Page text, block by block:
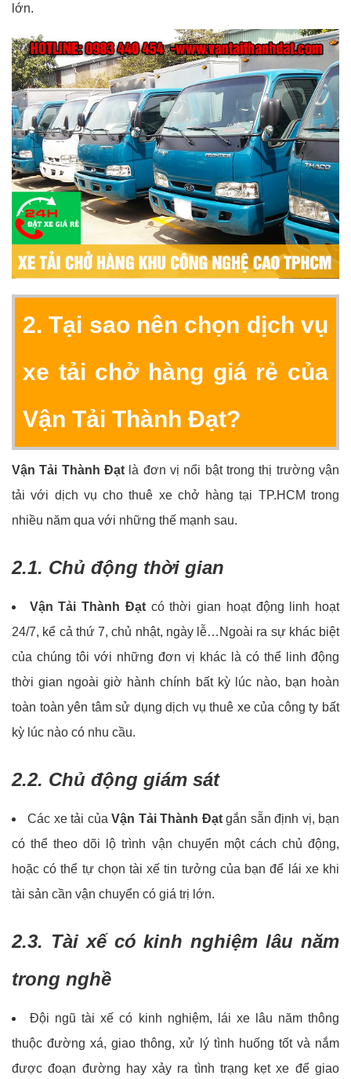
lớn.
2. Tại sao nên chọn dịch vụ
xe tải chở hàng giá rẻ của
Vận Tải Thành Đạt?
Vận Tải Thành Đạt là đơn vị nổi bật trong thị trường vận
tải với dịch vụ cho thuê xe chở hàng tại TP.HCM trong
nhiều năm qua với những thế mạnh sau.
2.1. Chủ động thời gian
Vận Tải Thành Đạtcó thời gian hoạt động linh hoạt
24/7, kể cả thứ 7, chủ nhật, ngày lễ…Ngoài ra sự khác biệt
của chúng tôi với những đơn vị khác là có thể linh động
thời gian ngoài giờ hành chính bất kỳ lúc nào, bạn hoàn
toàn toàn yên tâm sử dụng dịch vụ thuê xe của công ty bất
kỳ lúc nào có nhu cầu.
2.2. Chủ động giám sát
Các xe tải củaVận Tải Thành Đạtgắn sẵn định vị, bạn
có thể theo dõi lộ trình vận chuyển một cách chủ động,
hoặc có thể tự chọn tài xế tin tưởng của bạn để lái xe khi
tài sản cần vận chuyển có giá trị lớn.
2.3. Tài xế có kinh nghiệm lâu năm
trong nghề
Đội ngũ tài xế có kinh nghiệm, lái xe lâu năm thông
thuộc đường xá, giao thông, xử lý tình huống tốt và nắm
được đoạn đường hay xảy ra tình trạng kẹt xe để giao